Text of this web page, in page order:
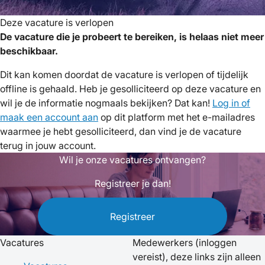
Deze vacature is verlopen
De vacature die je probeert te bereiken, is helaas niet meer
beschikbaar.
Dit kan komen doordat de vacature is verlopen of tijdelijk
offline is gehaald. Heb je gesolliciteerd op deze vacature en
wil je de informatie nogmaals bekijken? Dat kan! Log in of
maak een account aan op dit platform met het e-mailadres
waarmee je hebt gesolliciteerd, dan vind je de vacature
terug in jouw account.
Wil je onze vacatures ontvangen?
Registreer je dan!
Registreer
Vacatures
Medewerkers (inloggen
vereist), deze links zijn alleen